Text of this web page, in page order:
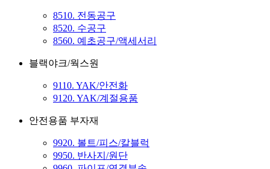
8510. 전동공구
8520. 수공구
8560. 예초공구/액세서리
블랙야크/웍스원
9110. YAK/안전화
9120. YAK/계절용품
안전용품 부자재
9920. 볼트/피스/칼블럭
9950. 반사지/원단